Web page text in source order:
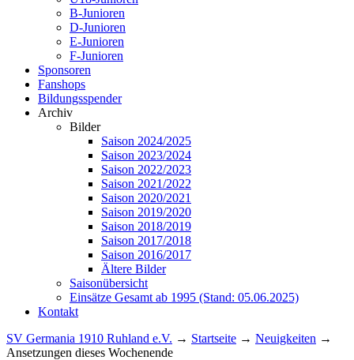
B-Junioren
D-Junioren
E-Junioren
F-Junioren
Sponsoren
Fanshops
Bildungsspender
Archiv
Bilder
Saison 2024/2025
Saison 2023/2024
Saison 2022/2023
Saison 2021/2022
Saison 2020/2021
Saison 2019/2020
Saison 2018/2019
Saison 2017/2018
Saison 2016/2017
Ältere Bilder
Saisonübersicht
Einsätze Gesamt ab 1995 (Stand: 05.06.2025)
Kontakt
SV Germania 1910 Ruhland e.V. → Startseite → Neuigkeiten →
Ansetzungen dieses Wochenende